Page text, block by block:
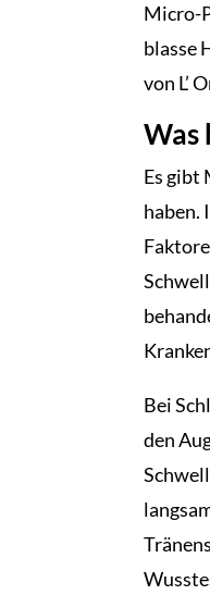
Micro-
blasse
von L’
Was
Es gibt
haben.
Bei
den